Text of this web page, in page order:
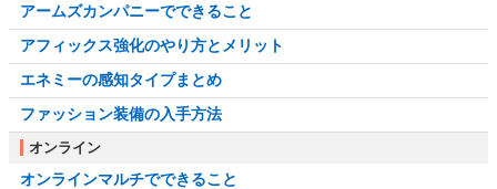
アームズカンパニーでできること
アフィックス強化のやり方とメリット
エネミーの感知タイプまとめ
ファッション装備の入手方法
オンライン
オンラインマルチでできること